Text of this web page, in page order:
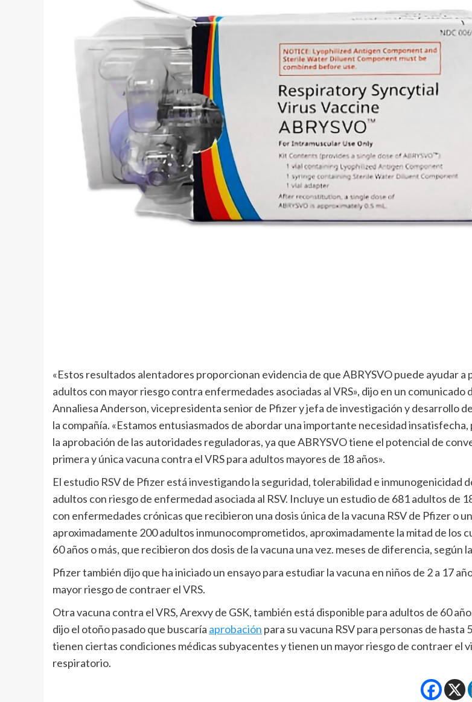
«Estos resultados alentadores proporcionan evidencia de que ABRYSVO puede ayudar a
adultos con mayor riesgo contra enfermedades asociadas al VRS», dijo en un comunicado
Annaliesa Anderson, vicepresidenta senior de Pfizer y jefa de investigación y desarrollo
la compañía. «Estamos entusiasmados de abordar una importante necesidad
la aprobación de las autoridades reguladoras, ya que ABRYSVO tiene el potencial de
primera y única vacuna contra el VRS para adultos mayores de 18 años».
El estudio RSV de Pfizer está investigando la seguridad, tolerabilidad e inmunogenicidad
adultos con riesgo de enfermedad asociada al RSV. Incluye un estudio de 681 adultos de
con enfermedades crónicas que recibieron una dosis única de la vacuna RSV de Pfizer o
aproximadamente 200 adultos inmunocomprometidos, aproximadamente la mitad de los
60 años o más, que recibieron dos dosis de la vacuna una vez. meses de diferencia, según
Pfizer también dijo que ha iniciado un ensayo para estudiar la vacuna en niños de 2 a 17
mayor riesgo de contraer el VRS.
Otra vacuna contra el VRS, Arexvy de GSK, también está disponible para adultos de 60
dijo el otoño pasado que buscaría aprobación para su vacuna RSV para personas de hasta
tienen ciertas condiciones médicas subyacentes y tienen un mayor riesgo de contraer el
respiratorio.